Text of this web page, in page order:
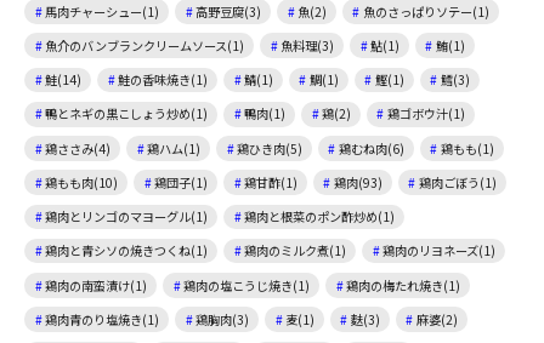
馬肉チャーシュー(1)
高野豆腐(3) 魚(2)
魚のさっぱりソテー(1)
魚介のバンブランクリームソース(1)
魚料理(3) 鮎(1)
鮪(1)
鮭(14)
鮭の香味焼き(1) 鯖(1) 鯛(1) 鰹(1)
鱈(3)
鴨とネギの黒こしょう炒め(1)
鴨肉(1) 鶏(2)
鶏ゴボウ汁(1)
鶏ささみ(4)
鶏ハム(1) 鶏ひき肉(5) 鶏むね肉(6)
鶏もも(1)
鶏もも肉(10)
鶏団子(1) 鶏甘酢(1) 鶏肉(93)
鶏肉ごぼう(1)
鶏肉とリンゴのマヨーグル(1)
鶏肉と根菜のポン酢炒め(1)
鶏肉と青シソの焼きつくね(1)
鶏肉のミルク煮(1)
鶏肉のリヨネーズ(1)
鶏肉の南蛮漬け(1)
鶏肉の塩こうじ焼き(1)
鶏肉の梅たれ焼き(1)
鶏肉青のり塩焼き(1)
鶏胸肉(3) 麦(1) 麩(3)
麻婆(2)